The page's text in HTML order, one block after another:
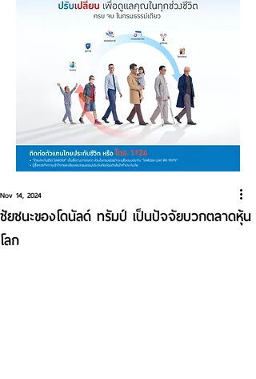
ชัยชนะของโดนัลด์ ทรัมป์ เป็นปัจจัยบวกตลาดหุ้น
โลก
Nov 14, 2024